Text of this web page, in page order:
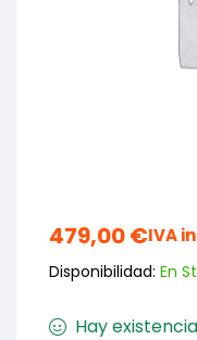
479,00€IVA
Disponibilidad: En
Hay